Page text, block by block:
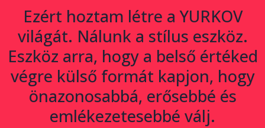
Ezért hoztam létre aYURKOV
világát. Nálunk a stílus eszköz.
Eszköz arra, hogy a belső értéked
végre külső formát kapjon, hogy
önazonosabbá, erősebbé és
emlékezetesebbé válj.